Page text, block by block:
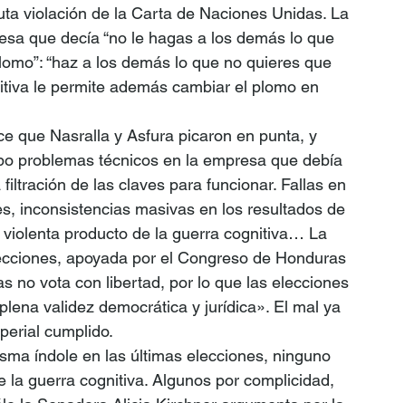
violación de la Carta de Naciones Unidas. La
que decía “no le hagas a los demás lo que
“haz a los demás lo que no quieres que
le permite además cambiar el plomo en
que Nasralla y Asfura picaron en punta, y
problemas técnicos en la empresa que debía
de las claves para funcionar. Fallas en
inconsistencias masivas en los resultados de
producto de la guerra cognitiva… La
apoyada por el Congreso de Honduras
no vota con libertad, por lo que las elecciones
validez democrática y jurídica». El mal ya
cumplido.
índole en las últimas elecciones, ninguno
guerra cognitiva. Algunos por complicidad,